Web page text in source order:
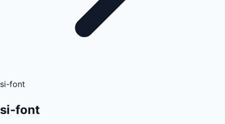
si-font
si-font